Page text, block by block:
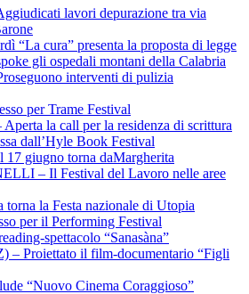
lavori depurazione tra via
“La cura” presenta la proposta di legge
gli ospedali montani della Calabria
interventi di pulizia
per Trame Festival
la call per la residenza di scrittura
dall’Hyle Book Festival
giugno torna daMargherita
– Il Festival del Lavoro nelle aree
torna la Festa nazionale di Utopia
per il Performing Festival
spettacolo “Sanasàna”
Proiettato il film-documentario “Figli
“Nuovo Cinema Coraggioso”